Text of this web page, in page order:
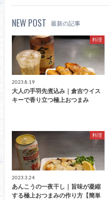
NEW POST 最新の記事
料理
2023.8.19
大人の手羽先煮込み｜倉吉ウイス
キーで香り立つ極上おつまみ
料理
2023.3.24
あんこうの一夜干し｜旨味が凝縮
する極上おつまみの作り方【簡単